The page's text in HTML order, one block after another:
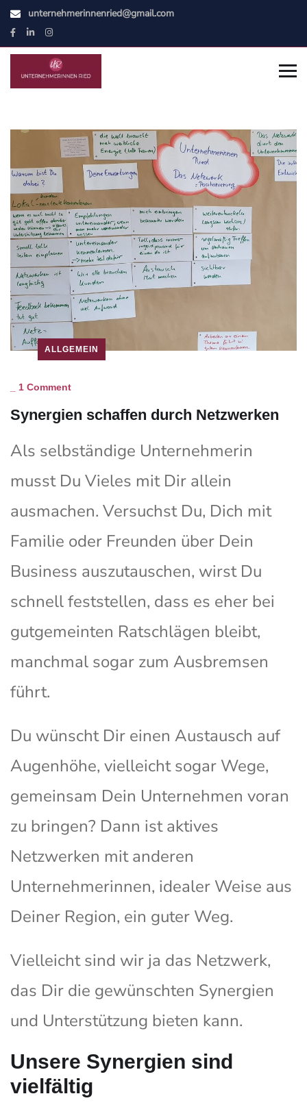
unternehmerinnenried@gmail.com
ALLGEMEIN
1 Comment
Synergien schaffen durch Netzwerken
Als selbständige Unternehmerin
musst Du Vieles mit Dir allein
ausmachen. Versuchst Du, Dich mit
Familie oder Freunden über Dein
Business auszutauschen, wirst Du
schnell feststellen, dass es eher bei
gutgemeinten Ratschlägen bleibt,
manchmal sogar zum Ausbremsen
führt.
Du wünscht Dir einen Austausch auf
Augenhöhe, vielleicht sogar Wege,
gemeinsam Dein Unternehmen voran
zu bringen? Dann ist aktives
Netzwerken mit anderen
Unternehmerinnen, idealer Weise aus
Deiner Region, ein guter Weg.
Vielleicht sind wir ja das Netzwerk,
das Dir die gewünschten Synergien
und Unterstützung bieten kann.
Unsere Synergien sind
vielfältig